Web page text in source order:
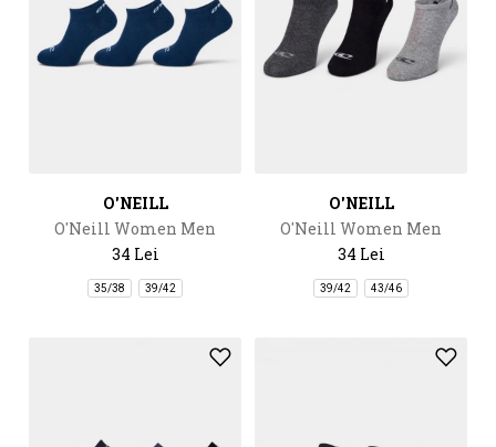
O'NEILL
O'Neill Women Men
Sneaker Socks 3-Pack
34 Lei
35/38 39/42
O'NEILL
O'Neill Women Men
Sneaker Socks 3-Pack
34 Lei
39/42 43/46